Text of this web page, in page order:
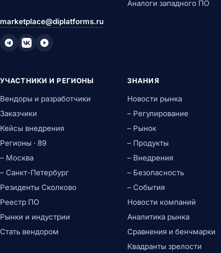
marketplace@diplatforms.ru
Аналоги западного ПО
УЧАСТНИКИ И РЕГИОНЫ
Вендоры и разработчики
Заказчики
Кейсы внедрения
Регионы · 89
– Москва
– Санкт-Петербург
Резиденты Сколково
Реестр ПО
Рынки и индустрии
Стать вендором
ЗНАНИЯ
Новости рынка
– Регулирование
– Рынок
– Продукты
– Внедрения
– Безопасность
– События
Новости компаний
Аналитика рынка
Сравнения и бенчмарки
Квадранты зрелости